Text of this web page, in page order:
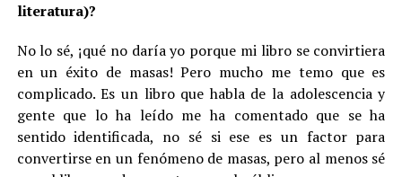
literatura)?
No lo sé, ¡qué no daría yo porque mi libro se convirtiera
en un éxito de masas! Pero mucho me temo que es
complicado. Es un libro que habla de la adolescencia y
gente que lo ha leído me ha comentado que se ha
sentido identificada, no sé si ese es un factor para
convertirse en un fenómeno de masas, pero al menos sé